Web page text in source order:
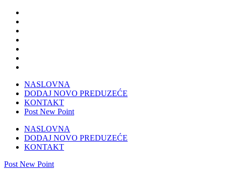
NASLOVNA
DODAJ NOVO PREDUZEĆE
KONTAKT
Post New Point
NASLOVNA
DODAJ NOVO PREDUZEĆE
KONTAKT
Post New Point